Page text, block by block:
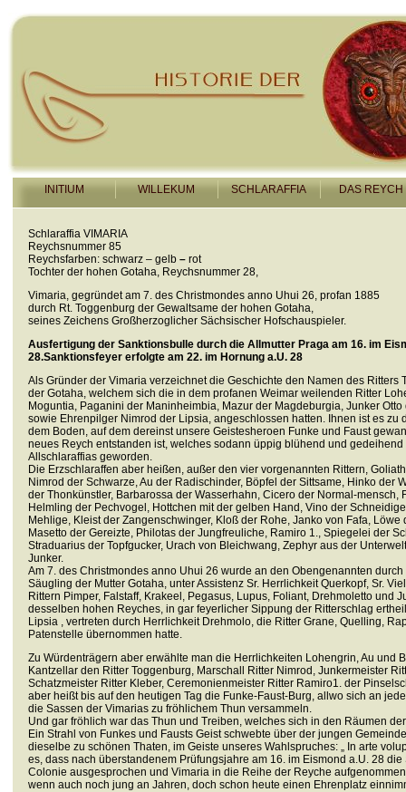
Schlaraffia VIMARIA
Reychsnummer 85
Reychsfarben: schwarz – gelb –rot
Tochter der hohen Gotaha, Reychsnummer 28,
Vimaria, gegründet am 7. des Christmondes anno Uhui 26, profan 1885
durch Rt. Toggenburg der Gewaltsame der hohen Gotaha,
seines Zeichens Großherzoglicher Sächsischer Hofschauspieler.
Ausfertigung der Sanktionsbulle durch die Allmutter Praga am 16. im
28.Sanktionsfeyer erfolgte am 22. im Hornung a.U. 28
Als Gründer der Vimaria verzeichnet die Geschichte den Namen des Ritters
der Gotaha, welchem sich die in dem profanen Weimar weilenden Ritter
Moguntia, Paganini der Maninheimbia, Mazur der Magdeburgia, Junker
sowie Ehrenpilger Nimrod der Lipsia, angeschlossen hatten. Ihnen ist es zu
dem Boden, auf dem dereinst unsere Geistesheroen Funke und Faust
neues Reych entstanden ist, welches sodann üppig blühend und
Allschlaraffias geworden.
Die Erzschlaraffen aber heißen, außer den vier vorgenannten Rittern,
Nimrod der Schwarze, Au der Radischinder, Böpfel der Sittsame, Hinko der
der Thonkünstler, Barbarossa der Wasserhahn, Cicero der Normal-mensch,
Helmling der Pechvogel, Hottchen mit der gelben Hand, Vino der
Mehlige, Kleist der Zangenschwinger, Kloß der Rohe, Janko von Fafa, Löwe
Masetto der Gereizte, Philotas der Jungfreuliche, Ramiro 1., Spiegelei der
Straduarius der Topfgucker, Urach von Bleichwang, Zephyr aus der
Junker.
Am 7. des Christmondes anno Uhui 26 wurde an den Obengenannten
Säugling der Mutter Gotaha, unter Assistenz Sr. Herrlichkeit Querkopf, Sr.
Rittern Pimper, Falstaff, Krakeel, Pegasus, Lupus, Foliant, Drehmoletto und
desselben hohen Reyches, in gar feyerlicher Sippung der Ritterschlag
Lipsia , vertreten durch Herrlichkeit Drehmolo, die Ritter Grane, Quelling,
Patenstelle übernommen hatte.
Zu Würdenträgern aber erwählte man die Herrlichkeiten Lohengrin, Au und
Kantzellar den Ritter Toggenburg, Marschall Ritter Nimrod, Junkermeister
Schatzmeister Ritter Kleber, Ceremonienmeister Ritter Ramiro1. der
aber heißt bis auf den heutigen Tag die Funke-Faust-Burg, allwo sich an
die Sassen der Vimarias zu fröhlichem Thun versammeln.
Und gar fröhlich war das Thun und Treiben, welches sich in den Räumen
Ein Strahl von Funkes und Fausts Geist schwebte über der jungen
dieselbe zu schönen Thaten, im Geiste unseres Wahlspruches: „ In arte
es, dass nach überstandenem Prüfungsjahre am 16. im Eismond a.U. 28 die
Colonie ausgesprochen und Vimaria in die Reihe der Reyche
wenn auch noch jung an Jahren, doch schon heute einen Ehrenplatz
INITIUM WILLEKUM SCHLARAFFIA DAS REYCH